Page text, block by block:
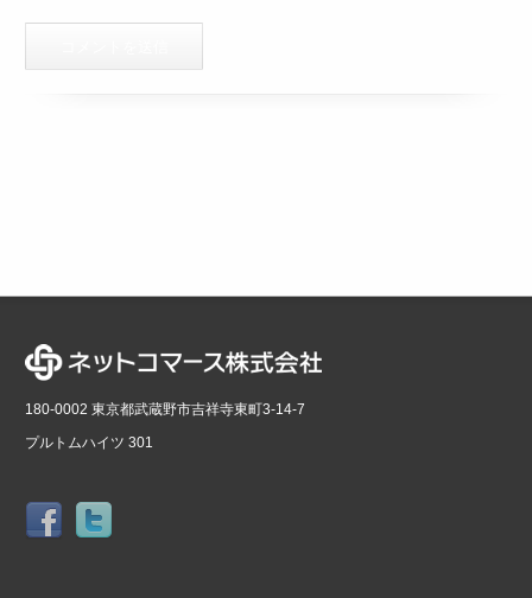
180-0002 東京都武蔵野市吉祥寺東町3-14-7
プルトムハイツ 301